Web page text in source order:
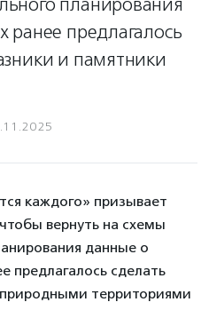
ранее предлагалось
и памятники
каждого» призывает
вернуть на схемы
данные о
предлагалось сделать
территориями